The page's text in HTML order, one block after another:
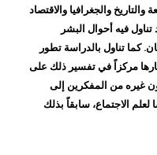
والجغرافيا والاقتصاد
فيه أحوال البشر
كما تناول بالدراسة تطور
مركزاً في تفسير ذلك على
غيره من المفكرين إلى
الاجتماع، سابقاً بذلك